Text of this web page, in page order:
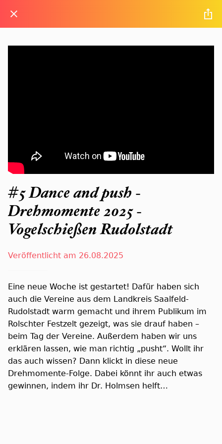
#5 Dance and push -
Drehmomente 2025 -
Vogelschießen Rudolstadt
Veröffentlicht am 26.08.2025
Eine neue Woche ist gestartet! Dafür haben sich
auch die Vereine aus dem Landkreis Saalfeld-
Rudolstadt warm gemacht und ihrem Publikum im
Rolschter Festzelt gezeigt, was sie drauf haben –
beim Tag der Vereine. Außerdem haben wir uns
erklären lassen, wie man richtig „pusht“. Wollt ihr
das auch wissen? Dann klickt in diese neue
Drehmomente-Folge. Dabei könnt ihr auch etwas
gewinnen, indem ihr Dr. Holmsen helft…